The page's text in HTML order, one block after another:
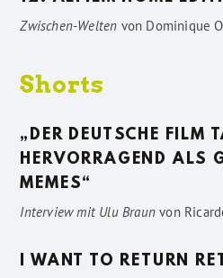
Zwischen-Welten von Dominique
Shorts
„DER DEUTSCHE FILM
HERVORRAGEND ALS
MEMES“
Interview mit Ulu Braun von
I WANT TO RETURN